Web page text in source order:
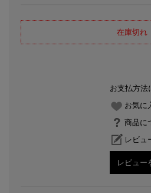
在庫切れ
お支払方法
お気に
商品に
レビュ
レビュー